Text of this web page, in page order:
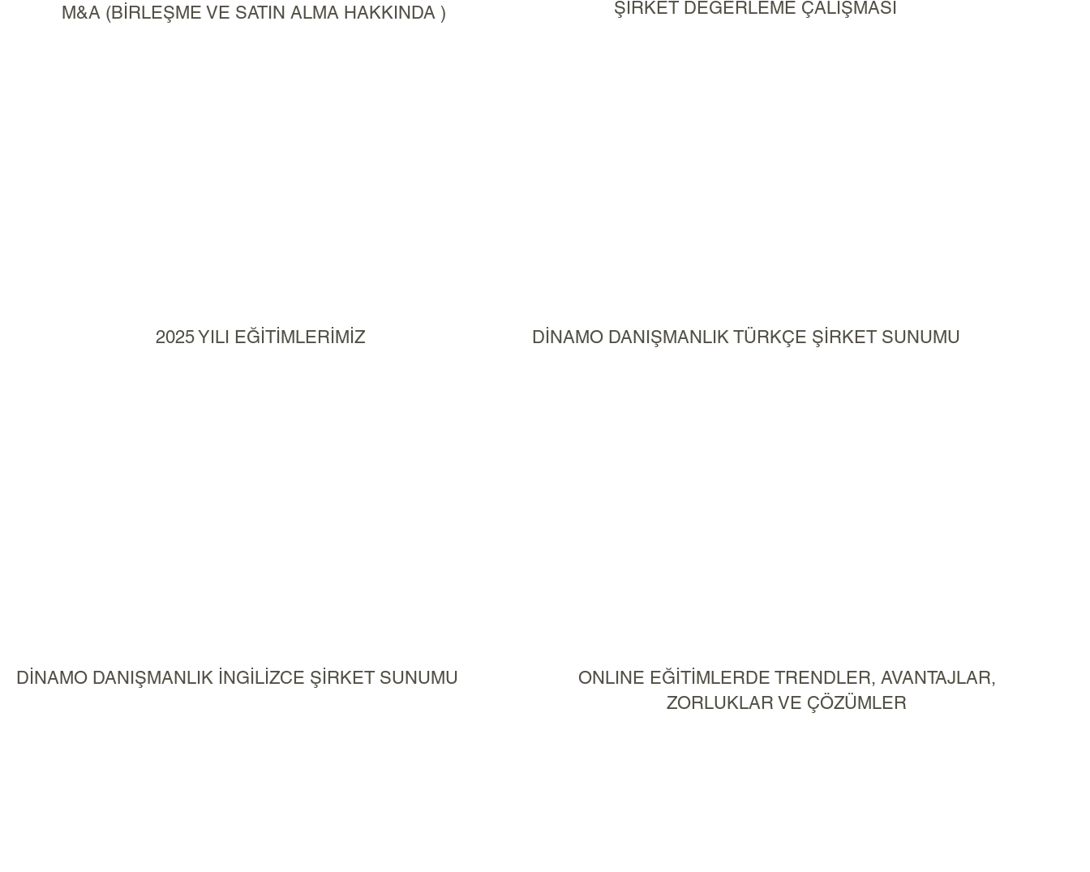
M&A (BİRLEŞME VE SATIN ALMA HAKKINDA ) ŞİRKET DEĞERLEME ÇALIŞMASI
2025 YILI EĞİTİMLERİMİZ DİNAMO DANIŞMANLIK TÜRKÇE ŞİRKET SUNUMU
DİNAMO DANIŞMANLIK İNGİLİZCE ŞİRKET SUNUMU
ONLINE EĞİTİMLERDE TRENDLER, AVANTAJLAR,
ZORLUKLAR VE ÇÖZÜMLER